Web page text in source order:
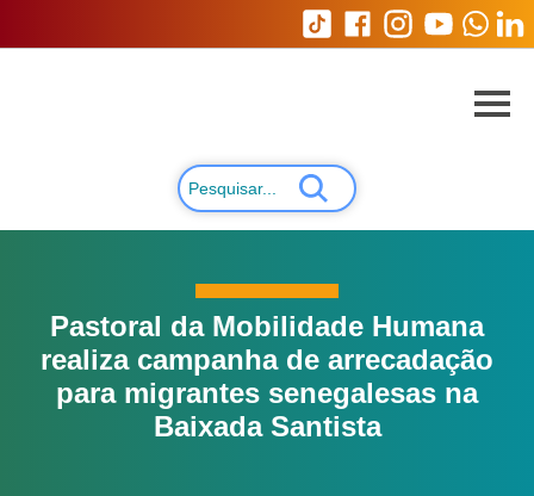
Pastoral da Mobilidade Humana
realiza campanha de arrecadação
para migrantes senegalesas na
Baixada Santista